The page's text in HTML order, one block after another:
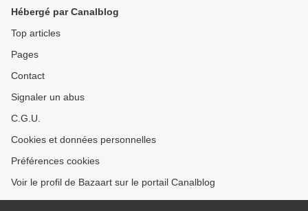
Hébergé par Canalblog
Top articles
Pages
Contact
Signaler un abus
C.G.U.
Cookies et données personnelles
Préférences cookies
Voir le profil de Bazaart sur le portail Canalblog